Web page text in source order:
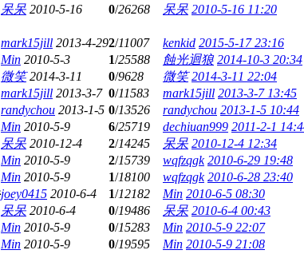
呆呆 2010-5-16 0/26268 呆呆 2010-5-16 11:20
mark15jill 2013-4-292/11007 kenkid 2015-5-17 23:16
Min 2010-5-3 1/25588 蝕光迴狼 2014-10-3 20:34
微笑 2014-3-11 0/9628 微笑 2014-3-11 22:04
mark15jill 2013-3-7 0/11583 mark15jill 2013-3-7 13:45
randychou 2013-1-5 0/13526 randychou 2013-1-5 10:44
Min 2010-5-9 6/25719 dechiuan999 2011-2-1
呆呆 2010-12-4 2/14245 呆呆 2010-12-4 12:34
Min 2010-5-9 2/15739 wqfzqgk 2010-6-29 19:48
Min 2010-5-9 1/18100 wqfzqgk 2010-6-28 23:40
joey0415 2010-6-4 1/12182 Min 2010-6-5 08:30
呆呆 2010-6-4 0/19486 呆呆 2010-6-4 00:43
Min 2010-5-9 0/15283 Min 2010-5-9 22:07
Min 2010-5-9 0/19595 Min 2010-5-9 21:08